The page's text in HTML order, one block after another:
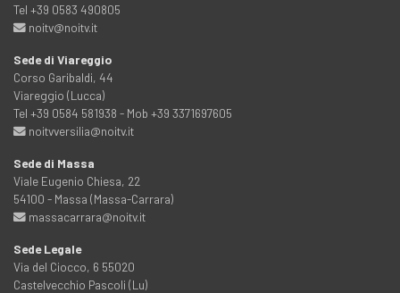
Tel +39 0583 490805
noitv@noitv.it
Sede di Viareggio
Corso Garibaldi, 44
Viareggio (Lucca)
Tel +39 0584 581938 - Mob +39 3371697605
noitvversilia@noitv.it
Sede di Massa
Viale Eugenio Chiesa, 22
54100 - Massa (Massa-Carrara)
massacarrara@noitv.it
Sede Legale
Via del Ciocco, 6 55020
Castelvecchio Pascoli (Lu)